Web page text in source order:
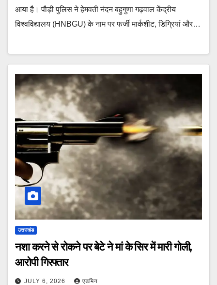
आया है। पौड़ी पुलिस ने हेमवती नंदन बहुगुणा गढ़वाल केंद्रीय
विश्वविद्यालय (HNBGU) के नाम पर फर्जी मार्कशीट, डिग्रियां और…
उत्तराखंड
नशा करने से रोकने पर बेटे ने मां के सिर में मारी गोली,
आरोपी गिरफ्तार
JULY 6, 2026 एडमिन